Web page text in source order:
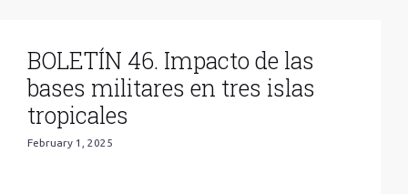
BOLETÍN 46. Impacto de las
bases militares en tres islas
tropicales
February 1, 2025